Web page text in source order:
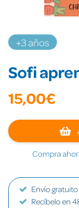
+3 años
Sofi
15,00€
Compra
Envío
Recíbelo en